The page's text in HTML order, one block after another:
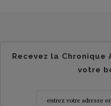
Recevez la
votre